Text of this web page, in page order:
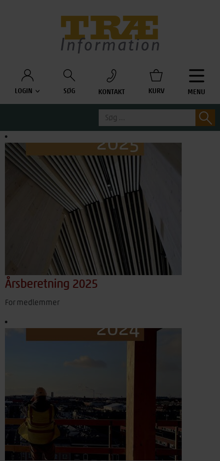
LOGIN SØG KONTAKT KURV MENU
Søg
efter:
Årsberetning 2025
For medlemmer